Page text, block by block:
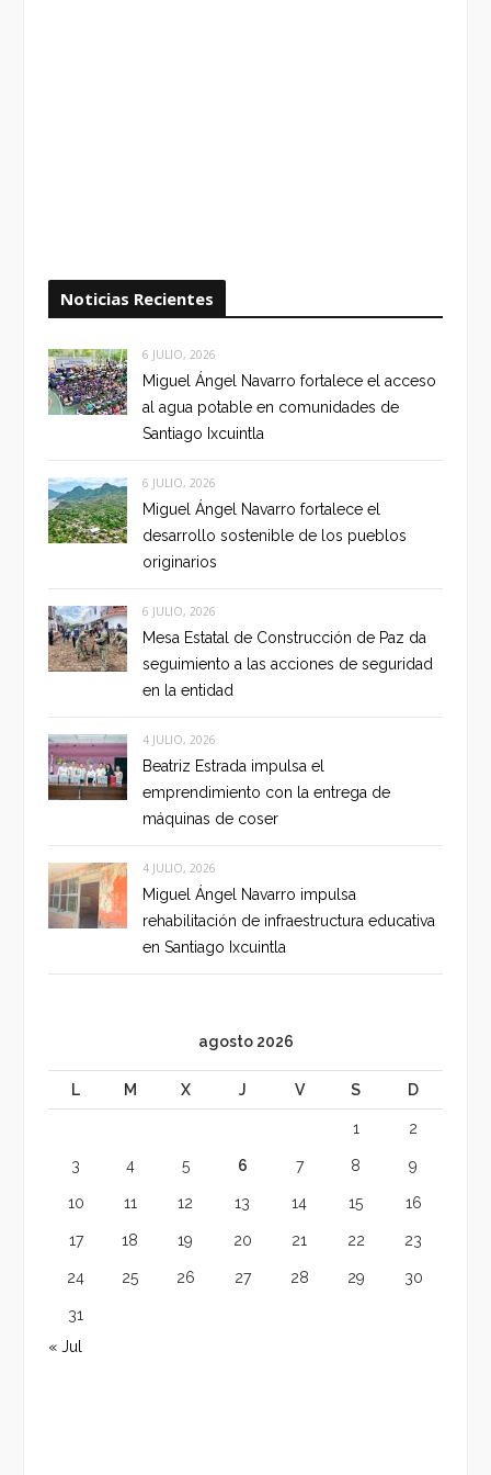
Noticias Recientes
6 JULIO, 2026
Miguel Ángel Navarro fortalece el acceso
al agua potable en comunidades de
Santiago Ixcuintla
6 JULIO, 2026
Miguel Ángel Navarro fortalece el
desarrollo sostenible de los pueblos
originarios
6 JULIO, 2026
Mesa Estatal de Construcción de Paz da
seguimiento a las acciones de seguridad
en la entidad
4 JULIO, 2026
Beatriz Estrada impulsa el
emprendimiento con la entrega de
máquinas de coser
4 JULIO, 2026
Miguel Ángel Navarro impulsa
rehabilitación de infraestructura educativa
en Santiago Ixcuintla
agosto 2026
L M X J V S D
1 2
3 4 5 6 7 8 9
10 11 12 13 14 15 16
17 18 19 20 21 22 23
24 25 26 27 28 29 30
31
« Jul